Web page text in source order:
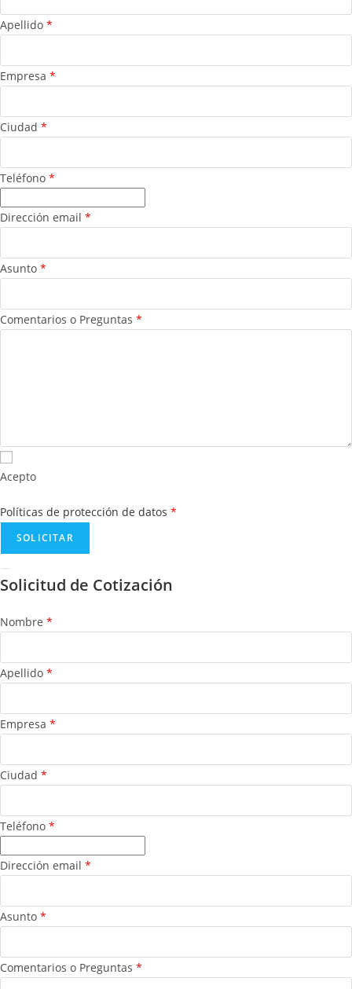
Apellido *
Empresa *
Ciudad *
Teléfono *
Dirección email *
Asunto *
Comentarios o Preguntas *
Acepto
Políticas de protección de datos *
Solicitud de Cotización
Nombre *
Apellido *
Empresa *
Ciudad *
Teléfono *
Dirección email *
Asunto *
Comentarios o Preguntas *